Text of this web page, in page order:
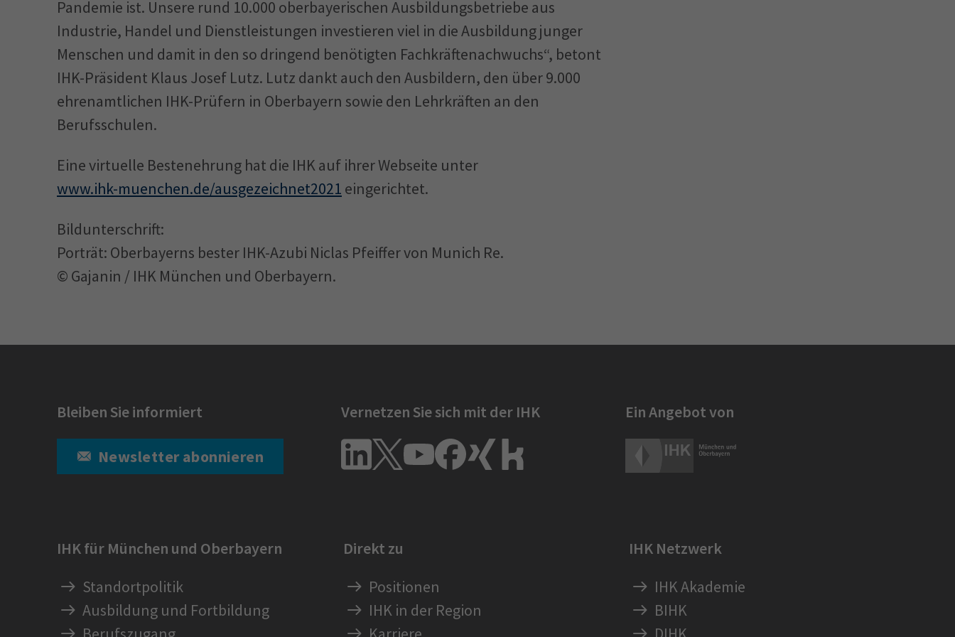
Pandemie ist. Unsere rund 10.000 oberbayerischen Ausbil­dungsbetriebe aus
Industrie, Handel und Dienstleistungen investieren viel in die Ausbildung junger
Menschen und damit in den so dringend benötigten Fachkräfte­nachwuchs“, betont
IHK-Präsident Klaus Josef Lutz. Lutz dankt auch den Ausbildern, den über 9.000
ehrenamtlichen IHK-Prüfern in Oberbayern sowie den Lehrkräften an den
Berufsschulen.
Eine virtuelle Bestenehrung hat die IHK auf ihrer Webseite unter
www.ihk-muenchen.de/ausgezeichnet2021 eingerichtet.
Bildunterschrift:
Porträt: Oberbayerns bester IHK-Azubi Niclas Pfeiffer von Munich Re.
© Gajanin / IHK München und Oberbayern.
Bleiben Sie informiert
Newsletter abonnieren
Vernetzen Sie sich mit der IHK Ein Angebot von
IHK für München und Oberbayern
Standortpolitik
Ausbildung und Fortbildung
Direkt zu
Positionen
IHK in der Region
IHK Netzwerk
IHK Akademie
BIHK